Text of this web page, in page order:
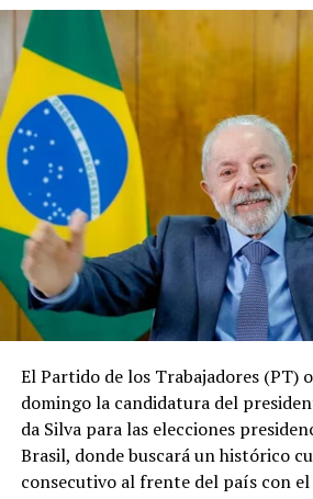
El Partido de los Trabajadores (PT)
domingo la candidatura del
da Silva para las elecciones
Brasil, donde buscará un histórico
consecutivo al frente del país con